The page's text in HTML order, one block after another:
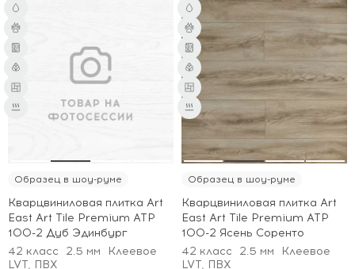
Образец в шоу-руме
Кварцвиниловая плитка Art
East Art Tile Premium ATP
100-2 Дуб Эдинбург
42 класс
2.5 мм
Клеевое
LVT, ПВХ
Образец в шоу-руме
Кварцвиниловая плитка Art
East Art Tile Premium ATP
100-2 Ясень Соренто
42 класс
2.5 мм
Клеевое
LVT, ПВХ